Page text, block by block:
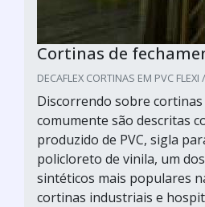
Cortinas de
DECAFLEX CORTINAS EM PVC
Discorrendo sobre
comumente são descritas
produzido de PVC, sigla
policloreto de vinila, um
sintéticos mais populares
cortinas industriais e